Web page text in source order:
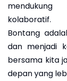
kolaboratif.
Bontang
dan menjadi
bersama kita
depan yang